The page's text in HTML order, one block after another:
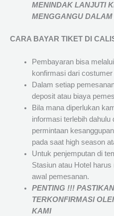
MENINDAK LANJUTI
MENGGANGU
CARA BAYAR TIKET DI
Pembayaran bisa
konfirmasi dari
Dalam setiap
deposit atau biaya
Bila mana diperlukan
informasi terlebih dahulu
permintaan
pada saat high season
Untuk penjemputan di
Stasiun atau Hotel
awal pemesanan.
PENTING !!!
TERKONFIRMASI
KAMI